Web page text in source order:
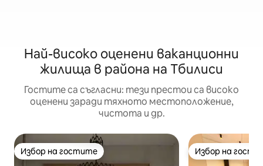
Най-високо оценени ваканционни
жилища в района на Тбилиси
Гостите са съгласни: тези престои са високо
оценени заради тяхното местоположение,
чистота и др.
Избор на гостите
Избор на гостите Избор на
Избор на